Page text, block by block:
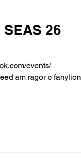
26
am ragor o fanylion